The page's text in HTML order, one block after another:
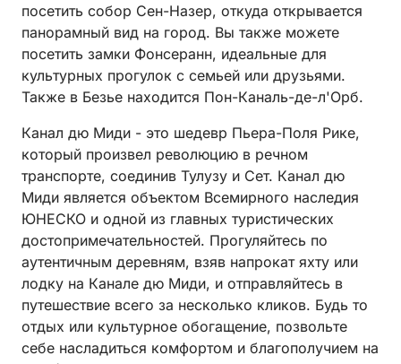
посетить собор Сен-Назер, откуда открывается
панорамный вид на город. Вы также можете
посетить замки Фонсеранн, идеальные для
культурных прогулок с семьей или друзьями.
Также в Безье находится Пон-Каналь-де-л'Орб.
Канал дю Миди - это шедевр Пьера-Поля Рике,
который произвел революцию в речном
транспорте, соединив Тулузу и Сет. Канал дю
Миди является объектом Всемирного наследия
ЮНЕСКО и одной из главных туристических
достопримечательностей. Прогуляйтесь по
аутентичным деревням, взяв напрокат яхту или
лодку на Канале дю Миди, и отправляйтесь в
путешествие всего за несколько кликов. Будь то
отдых или культурное обогащение, позвольте
себе насладиться комфортом и благополучием на